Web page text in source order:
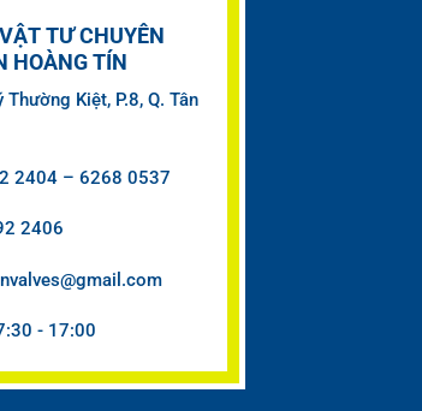
TƯ CHUYÊN
HOÀNG TÍN
Thường Kiệt, P.8, Q. Tân
2404 – 6268 0537
2406
- 17:00